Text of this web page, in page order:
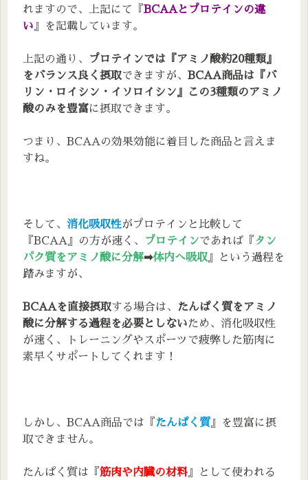
れますので、上記にて『 BCAAとプロテインの違
い 』を記載しています。
上記の通り、
プロテインでは『アミノ酸約20種類』
をバランス良く摂取できますが、 BCAA商品は『バ
リン・ロイシン・イソロイシン』この3種類のアミノ
酸のみを豊富に摂取できます。
つまり、BCAAの効果効能に着目した商品と言えま
すね。
そして、 消化吸収性がプロテインと比較して
『BCAA』の方が速く、
プロテインであれば『 タン
パク質をアミノ酸に分解➡体内へ吸収 』という過程を
踏みますが、
BCAAを直接摂取する場合は、
たんぱく質をアミノ
酸に分解する過程を必要としないため、消化吸収性
が速く、トレーニングやスポーツで疲弊した筋肉に
素早くサポートしてくれます！
しかし、BCAA商品では『 たんぱく質』を豊富に摂
取できません。
たんぱく質は『 筋肉や内臓の材料 』として使われる